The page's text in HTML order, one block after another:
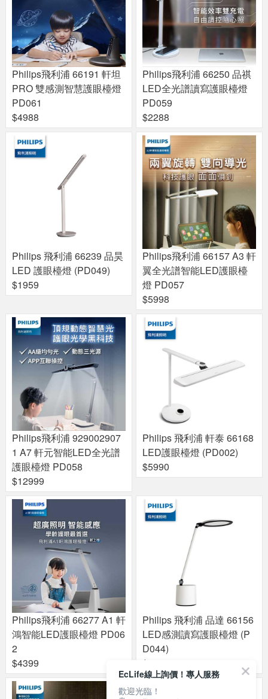
Philips飛利浦 66191 軒坦
PRO 雙感測智慧護眼檯燈
PD061
$4988
Philips飛利浦 66250 品祺
LED全光譜讀寫護眼檯燈
PD059
$2288
Philips 飛利浦 66239 品昊
LED 護眼檯燈 (PD049)
$1959
Philips飛利浦 66157 A3 軒
翼全光譜智能LED護眼檯
燈 PD057
$5998
Philips飛利浦 929002907
1 A7 軒元智能LED全光譜
護眼檯燈 PD058
$12999
Philips 飛利浦 軒泰 66168
LED護眼檯燈 (PD002)
$5990
Philips飛利浦 66277 A1 軒
鴻智能LED護眼檯燈 PD06
2
$4399
Philips 飛利浦 品達 66156
LED感測讀寫護眼檯燈 (P
D044)
$2679
EcLife線上詢價！專人服務
歡迎光臨！